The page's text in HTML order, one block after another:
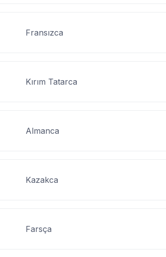
Fransızca
Kırım Tatarca
Almanca
Kazakca
Farsça